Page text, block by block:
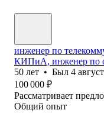
инженер по
КИПиА, инженер по
50 лет • Был 4
100 000 ₽
Рассматривает
Общий опыт